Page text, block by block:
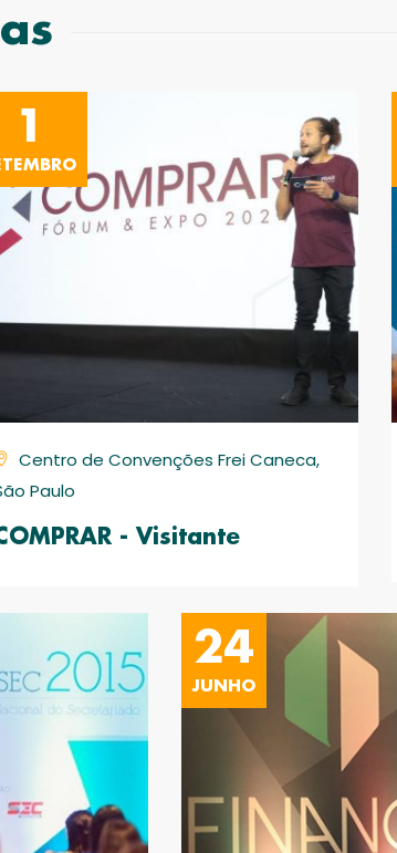
1
Centro de Convenções Frei Caneca,
Paulo
- Visitante
24
JUNHO